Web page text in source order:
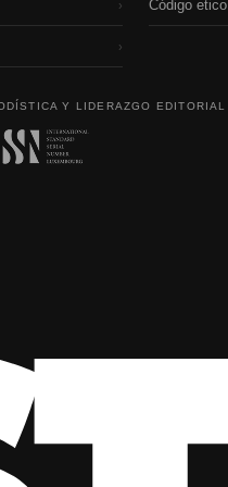
›
›
Código etico
Y LIDERAZGO EDITORIAL